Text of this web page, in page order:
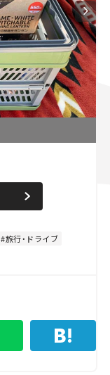
n
旅行・ドライブ